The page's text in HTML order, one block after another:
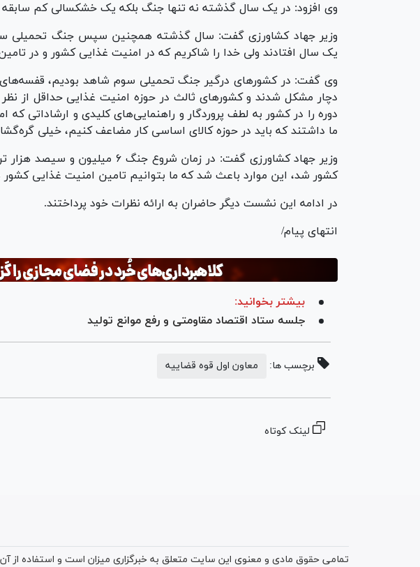
وی افزود: در یک سال گذشته نه تنها جنگ بلکه یک خشکسالی کم
وزیر جهاد کشاورزی گفت: سال گذشته همچنین سپس جنگ تحمیلی
یک سال افتادند ولی خدا را شاکریم که در امنیت غذایی کشور و در
وی گفت: در کشور‌های درگیر جنگ تحمیلی سوم شاهد بودیم،
دچار مشکل شدند و کشور‌های ثالث در حوزه امنیت غذایی حداقل از
دوره را در کشور به لطف پروردگار و راهنمایی‌های کلیدی و ارشاداتی
ما داشتند که باید در حوزه کالای اساسی کار مضاعف کنیم، خیلی
وزیر جهاد کشاورزی گفت: در زمان شروع
کشور شد، این موارد باعث شد که ما بتوانیم تامین امنیت غذایی
در ادامه این نشست دیگر حاضران به ارائه نظرات خود پرداختند.
انتهای پیام/
بیشتر بخوانید:
جلسه ستاد اقتصاد مقاومتی و رفع موانع تولید
برچسب ها: معاون اول قوه قضاییه
لینک کوتاه
تمامی حقوق مادی و معنوی این سایت متعلق به خبرگزاری میزان است و استفاده از آن